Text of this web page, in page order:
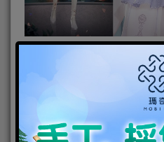
素雪逢春 全新場景互動禮包
此次遊戲更新後至2月16日
值上線。活動期間，玩家購
禮包，可獲得全新場景互動
背景及貼紙背景「瑞雪初晴
超值特惠，限購1次。